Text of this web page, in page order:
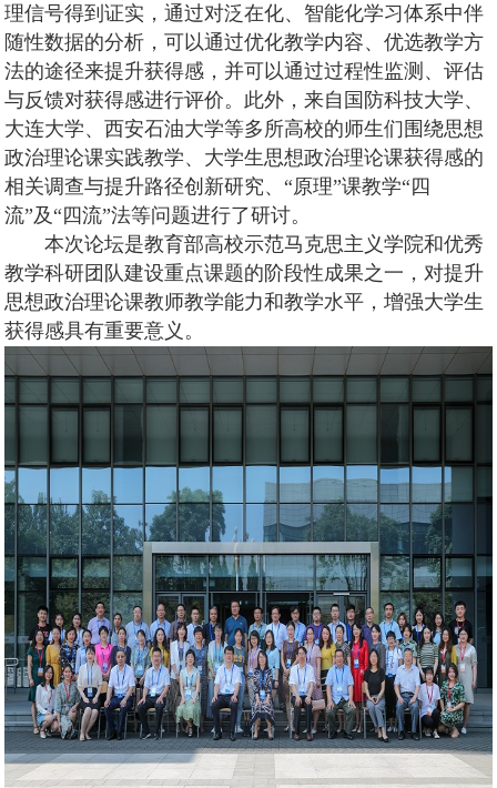
理信号得到证实，通过对泛在化、智能化学习体系中伴
随性数据的分析，可以通过优化教学内容、优选教学方
法的途径来提升获得感，并可以通过过程性监测、评估
与反馈对获得感进行评价。此外，来自国防科技大学、
大连大学、西安石油大学等多所高校的师生们围绕思想
政治理论课实践教学、大学生思想政治理论课获得感的
相关调查与提升路径创新研究、“原理”课教学“四
流”及“四流”法等问题进行了研讨。
本次论坛是教育部高校示范马克思主义学院和优秀
教学科研团队建设重点课题的阶段性成果之一，对提升
思想政治理论课教师教学能力和教学水平，增强大学生
获得感具有重要意义。